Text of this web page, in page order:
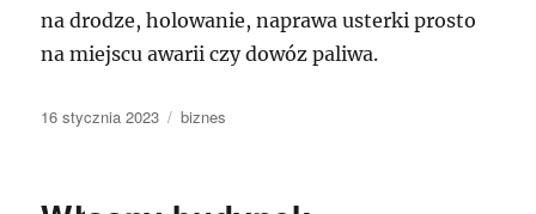
na drodze, holowanie, naprawa usterki prosto
na miejscu awarii czy dowóz paliwa.
Data
16 stycznia 2023 Kategorie
biznes